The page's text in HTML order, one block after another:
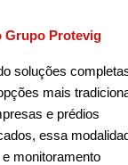
Grupo Protevig
soluções
mais
e prédios
essa
monitoramento